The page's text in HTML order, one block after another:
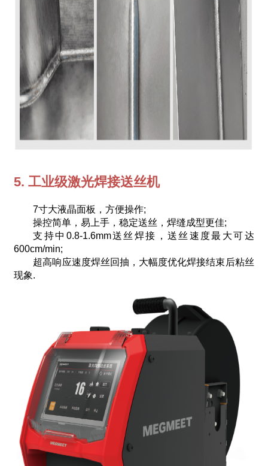
5. 工业级激光焊接送丝机
7寸大液晶面板，方便操作;
操控简单，易上手，稳定送丝，焊缝成型更佳;
支持中0.8-1.6mm送丝焊接，送丝速度最大可达
600cm/min;
超高响应速度焊丝回抽，大幅度优化焊接结束后粘丝
现象.